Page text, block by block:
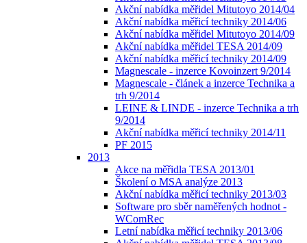
Akční nabídka měřidel Mitutoyo 2014/04
Akční nabídka měřicí techniky 2014/06
Akční nabídka měřidel Mitutoyo 2014/09
Akční nabídka měřidel TESA 2014/09
Akční nabídka měřicí techniky 2014/09
Magnescale - inzerce Kovoinzert 9/2014
Magnescale - článek a inzerce Technika a
trh 9/2014
LEINE & LINDE - inzerce Technika a trh
9/2014
Akční nabídka měřicí techniky 2014/11
PF 2015
2013
Akce na měřidla TESA 2013/01
Školení o MSA analýze 2013
Akční nabídka měřicí techniky 2013/03
Software pro sběr naměřených hodnot -
WComRec
Letní nabídka měřicí techniky 2013/06